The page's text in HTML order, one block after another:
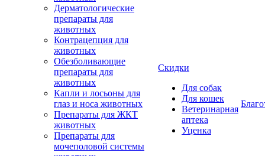
Дерматологические
препараты для
животных
Контрацепция для
животных
Обезболивающие
препараты для
животных
Капли и лосьоны для
глаз и носа животных
Препараты для ЖКТ
животных
Препараты для
мочеполовой системы
Скидки
Для собак
Для кошек
Ветеринарная
аптека
Уценка